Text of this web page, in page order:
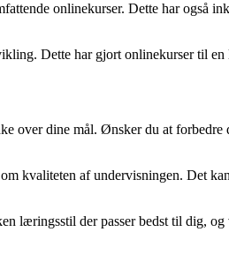
onlinekurser. Dette har også
Dette har gjort onlinekurser til en
dine mål. Ønsker du at forbedre
kvaliteten af undervisningen. Det
læringsstil der passer bedst til dig,